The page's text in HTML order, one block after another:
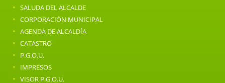
· SALUDA DEL ALCALDE
· CORPORACIÓN MUNICIPAL
· AGENDA DE ALCALDÍA
· CATASTRO
· P.G.O.U.
· IMPRESOS
· VISOR P.G.O.U.